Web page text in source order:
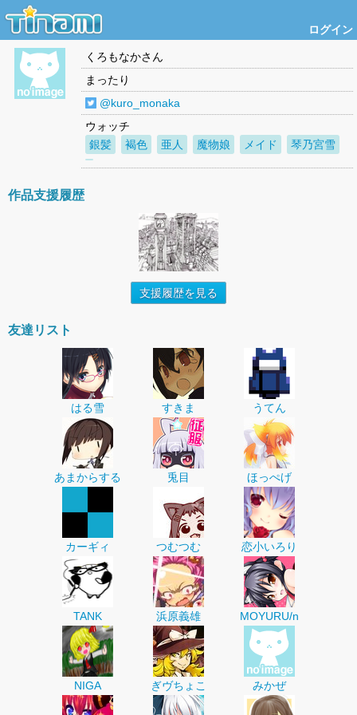
ログイン
くろもなかさん
まったり
@kuro_monaka
ウォッチ
銀髪
褐色 亜人 魔物娘 メイド 琴乃宮雪
作品支援履歴
支援履歴を見る
友達リスト
はる雪 すきま うてん
あまからする 兎目 ほっぺげ
カーギィ つむつむ 恋小いろり
TANK 浜原義雄 MOYURU/n
NIGA ぎヴちょこ みかぜ